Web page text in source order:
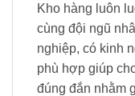
Kho hàng luôn
cùng đội ngũ
nghiệp, có kinh
phù hợp giúp
đúng đắn nhằm